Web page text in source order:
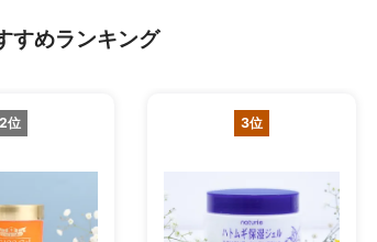
すめランキング
2位 3位